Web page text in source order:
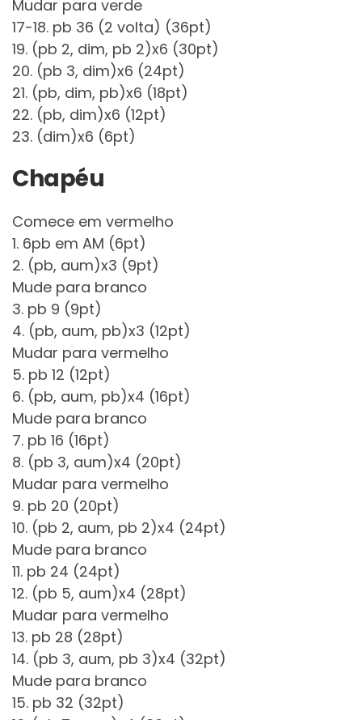
Mudar para verde
17-18. pb 36 (2 volta) (36pt)
19. (pb 2, dim, pb 2)x6 (30pt)
20. (pb 3, dim)x6 (24pt)
21. (pb, dim, pb)x6 (18pt)
22. (pb, dim)x6 (12pt)
23. (dim)x6 (6pt)
Chapéu
Comece em vermelho
1. 6pb em AM (6pt)
2. (pb, aum)x3 (9pt)
Mude para branco
3. pb 9 (9pt)
4. (pb, aum, pb)x3 (12pt)
Mudar para vermelho
5. pb 12 (12pt)
6. (pb, aum, pb)x4 (16pt)
Mude para branco
7. pb 16 (16pt)
8. (pb 3, aum)x4 (20pt)
Mudar para vermelho
9. pb 20 (20pt)
10. (pb 2, aum, pb 2)x4 (24pt)
Mude para branco
11. pb 24 (24pt)
12. (pb 5, aum)x4 (28pt)
Mudar para vermelho
13. pb 28 (28pt)
14. (pb 3, aum, pb 3)x4 (32pt)
Mude para branco
15. pb 32 (32pt)